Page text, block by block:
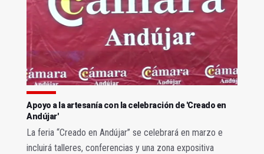
Apoyo a la artesanía con la celebración de 'Creado en
Andújar'
La feria “Creado en Andújar” se celebrará en marzo e
incluirá talleres, conferencias y una zona expositiva